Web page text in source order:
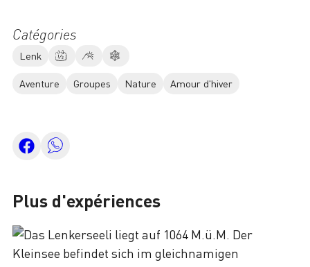
Catégories
Lenk
Aventure Groupes Nature Amour d'hiver
Plus d'expériences